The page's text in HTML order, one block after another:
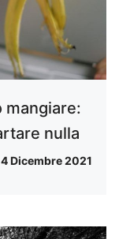
mangiare:
nulla
4 Dicembre 2021